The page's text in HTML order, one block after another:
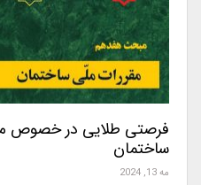
ساختمان
مه 13, 2024